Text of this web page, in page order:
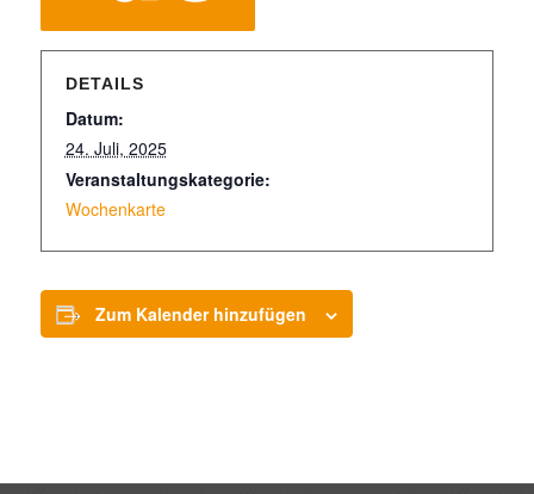
DETAILS
Datum:
24. Juli, 2025
Veranstaltungskategorie:
Wochenkarte
Zum Kalender hinzufügen